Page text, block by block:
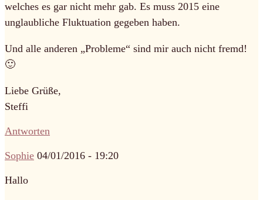
welches es gar nicht mehr gab. Es muss 2015 eine
unglaubliche Fluktuation gegeben haben.
Und alle anderen „Probleme“ sind mir auch nicht fremd!
🙂
Liebe Grüße,
Steffi
Antworten
Sophie 04/01/2016 - 19:20
Hallo